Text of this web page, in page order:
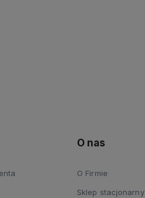
O nas
O Firmie
Sklep stacjonarny